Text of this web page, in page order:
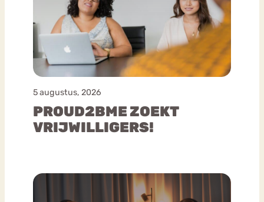
5 augustus, 2026
PROUD2BME ZOEKT
VRIJWILLIGERS!